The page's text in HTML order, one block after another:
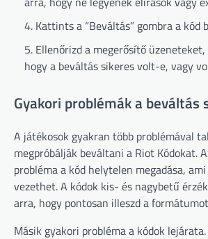
Kattints a “Beváltás” gombra a kód
Ellenőrizd a megerősítő
hogy a beváltás sikeres volt-e, vagy
Gyakori problémák a beváltás
A játékosok gyakran több problémával
megpróbálják beváltani a Riot Kódokat.
probléma a kód helytelen megadása,
vezethet. A kódok kis- és nagybetű
arra, hogy pontosan illeszd a
Másik gyakori probléma a kódok